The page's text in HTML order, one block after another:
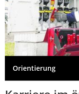
Orientierung